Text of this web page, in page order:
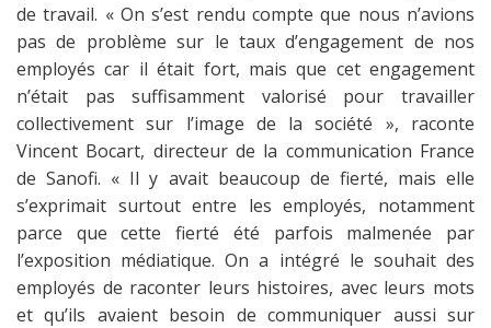
de travail. « On s’est rendu compte que nous n’avions
pas de problème sur le taux d’engagement de nos
employés car il était fort, mais que cet engagement
n’était pas suffisamment valorisé pour travailler
collectivement sur l’image de la société », raconte
Vincent Bocart, directeur de la communication France
de Sanofi. « Il y avait beaucoup de fierté, mais elle
s’exprimait surtout entre les employés, notamment
parce que cette fierté été parfois malmenée par
l’exposition médiatique. On a intégré le souhait des
employés de raconter leurs histoires, avec leurs mots
et qu’ils avaient besoin de communiquer aussi sur